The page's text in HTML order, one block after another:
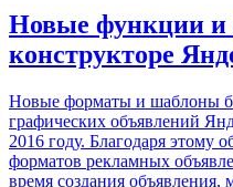
Новые функции
конструкторе
Новые форматы и шаблоны
графических объявлений
2016 году. Благодаря этому
форматов рекламных
время создания объявления,